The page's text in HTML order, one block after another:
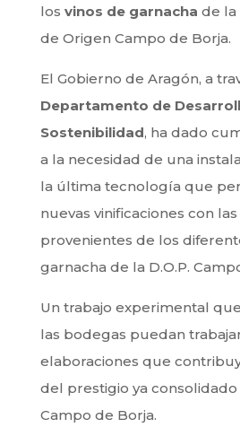
los vinos de garnacha de la
de Origen Campo de Borja.
El Gobierno de Aragón, a
Departamento de
Sostenibilidad, ha dado
a la necesidad de una
la última tecnología que
nuevas vinificaciones con las
provenientes de los
garnacha de la D.O.P.
Un trabajo experimental
las bodegas puedan
elaboraciones que
del prestigio ya consolidado
Campo de Borja.